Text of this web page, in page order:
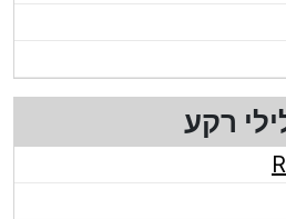
רקע